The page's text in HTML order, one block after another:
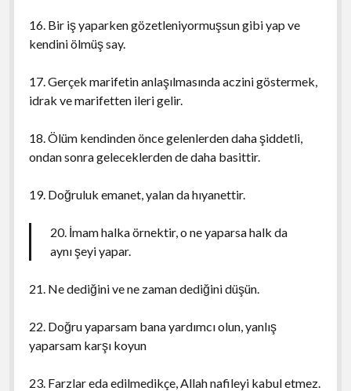
16. Bir iş yaparken gözetleniyormuşsun gibi yap ve
kendini ölmüş say.
17. Gerçek marifetin anlaşılmasında aczini göstermek,
idrak ve marifetten ileri gelir.
18. Ölüm kendinden önce gelenlerden daha şiddetli,
ondan sonra geleceklerden de daha basittir.
19. Doğruluk emanet, yalan da hıyanettir.
20. İmam halka örnektir, o ne yaparsa halk da
aynı şeyi yapar.
21. Ne dediğini ve ne zaman dediğini düşün.
22. Doğru yaparsam bana yardımcı olun, yanlış
yaparsam karşı koyun
23. Farzlar eda edilmedikçe, Allah nafileyi kabul etmez.